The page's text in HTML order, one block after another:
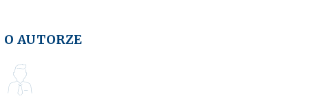
O AUTORZE